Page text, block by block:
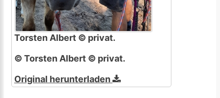
Torsten Albert © privat.
© Torsten Albert © privat.
Original herunterladen